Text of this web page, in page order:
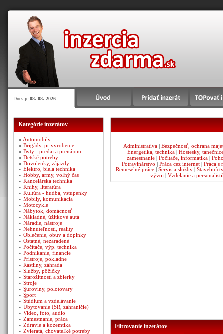
Dnes je 08. 08. 2026
Kategórie inzerátov
» Automobily
» Brigády, privyrobenie
» Byty - predaj a prenájom
» Detské potreby
» Dovolenky, zájazdy
» Elektro, biela technika
» Hobby, army, voľný čas
» Kancelárska technika
» Knihy, literatúra
» Kultúra - hudba, vstupenky
» Mobily, komunikácia
» Motocykle
» Nábytok, domácnosť
» Nákladné, úžitkové autá
» Náradie, nástroje
» Nehnuteľnosti, reality
» Oblečenie, obuv a doplnky
» Ostatné, nezaradené
» Počítače, výp. technika
» Podnikanie, financie
» Prístroje, pokladne
» Rastliny, záhrada
» Služby, pôžičky
» Starožitnosti a zbierky
» Stroje
» Suroviny, polotovary
» Šport
» Štúdium a vzdelávanie
» Ubytovanie (SR, zahraničie)
» Video, foto, audio
» Zamestnanie, práca
» Zdravie a kozemtika
» Zvieratá, chovateľké potreby
Administratíva | Bezpečnosť, ochrana
Energetika, technika |Hostesky,
zamestnanie | Počítače, informatika |
Potravinárstvo | Práca cez internet | Práca s
Remeselné práce | Servis a služby |
vývoj | Vzdelanie a
Filtrovanie inzerátov